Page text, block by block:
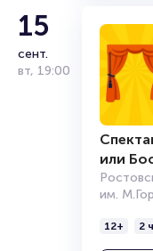
К 2023 году Роман
ролей в
— Рошфор в «Трех
«Капризной
в «Мастере и
Александра
Доне» Михаила
пластику и
15
сент.
вт, 19:00
или
им.
12+ 2